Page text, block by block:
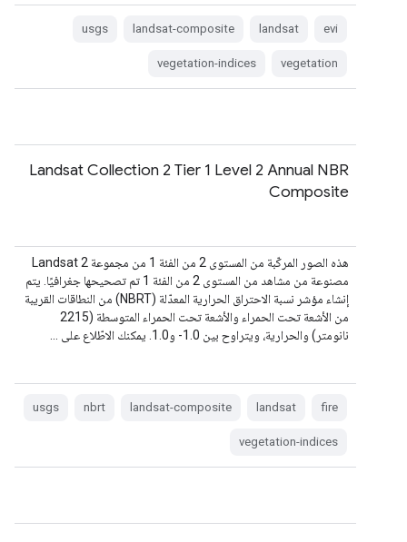
evi
landsat
landsat-composite
usgs
vegetation
vegetation-indices
Landsat Collection 2 Tier 1 Level 2 Annual NBR
Composite
هذه الصور المركّبة من المستوى 2 من الفئة 1 من مجموعة Landsat 2
مصنوعة من مشاهد من المستوى 2 من الفئة 1 تم تصحيحها جغرافيًا. يتم
إنشاء مؤشر نسبة الاحتراق الحرارية المعدّلة (NBRT) من النطاقات القريبة
من الأشعة تحت الحمراء والأشعة تحت الحمراء المتوسطة (2215
نانومتر) والحرارية، ويتراوح بين ‎-1.0 و1.0. يمكنك الاطّلاع على …
fire
landsat
landsat-composite
nbrt
usgs
vegetation-indices